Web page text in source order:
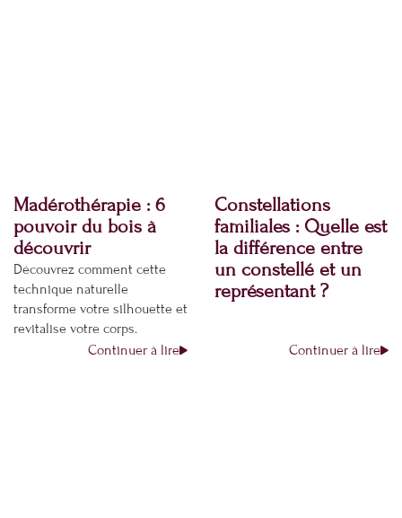
Madérothérapie : 6
pouvoir du bois à
découvrir
Découvrez comment cette
technique naturelle
transforme votre silhouette et
revitalise votre corps.
Continuer à lire
Constellations
familiales : Quelle est
la différence entre
un constellé et un
représentant ?
Continuer à lire